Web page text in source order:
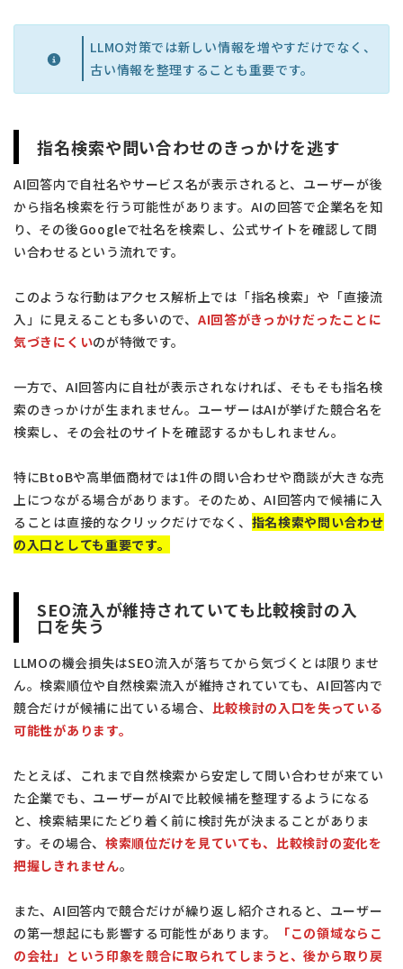
LLMO対策では新しい情報を増やすだけでなく、
古い情報を整理することも重要です。
指名検索や問い合わせのきっかけを逃す
AI回答内で自社名やサービス名が表示されると、ユーザーが後
から指名検索を行う可能性があります。AIの回答で企業名を知
り、その後Googleで社名を検索し、公式サイトを確認して問
い合わせるという流れです。
このような行動はアクセス解析上では「指名検索」や「直接流
入」に見えることも多いので、 AI回答がきっかけだったことに
気づきにくいのが特徴です。
一方で、AI回答内に自社が表示されなければ、そもそも指名検
索のきっかけが生まれません。ユーザーはAIが挙げた競合名を
検索し、その会社のサイトを確認するかもしれません。
特にBtoBや高単価商材では1件の問い合わせや商談が大きな売
上につながる場合があります。そのため、AI回答内で候補に入
ることは直接的なクリックだけでなく、 指名検索や問い合わせ
の入口としても重要です。
SEO流入が維持されていても比較検討の入
口を失う
LLMOの機会損失はSEO流入が落ちてから気づくとは限りませ
ん。検索順位や自然検索流入が維持されていても、AI回答内で
競合だけが候補に出ている場合、
比較検討の入口を失っている
可能性があります。
たとえば、これまで自然検索から安定して問い合わせが来てい
た企業でも、ユーザーがAIで比較候補を整理するようになる
と、検索結果にたどり着く前に検討先が決まることがありま
す。その場合、 検索順位だけを見ていても、比較検討の変化を
把握しきれません。
また、AI回答内で競合だけが繰り返し紹介されると、ユーザー
の第一想起にも影響する可能性があります。
「この領域ならこ
の会社」という印象を競合に取られてしまうと、後から取り戻